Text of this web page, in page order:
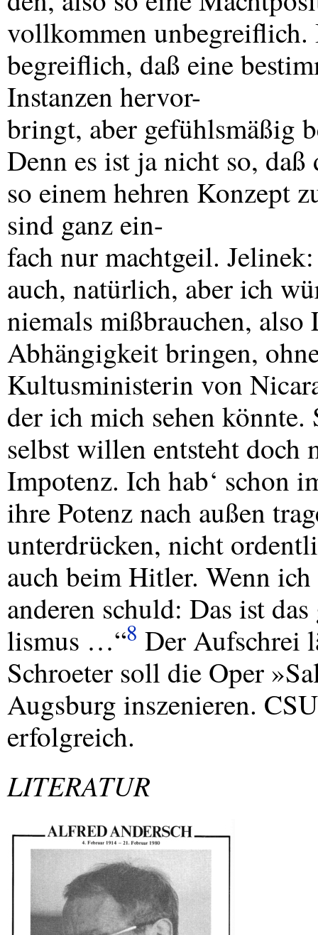
vollkommen
begreiflich, daß eine
Instanzen hervor-
bringt, aber gefühlsmäßig
Denn es ist ja nicht so,
so einem hehren Konzept
sind ganz ein-
fach nur machtgeil.
auch, natürlich, aber ich
niemals mißbrauchen,
Abhängigkeit bringen,
Kultusministerin von
der ich mich sehen
selbst willen entsteht doch
Impotenz. Ich hab‘ schon
ihre Potenz nach außen
unterdrücken, nicht
auch beim Hitler. Wenn
anderen schuld: Das ist
lismus …“8 Der Aufschrei
Schroeter soll die Oper
Augsburg inszenieren. CSU
erfolgreich.
LITERATUR